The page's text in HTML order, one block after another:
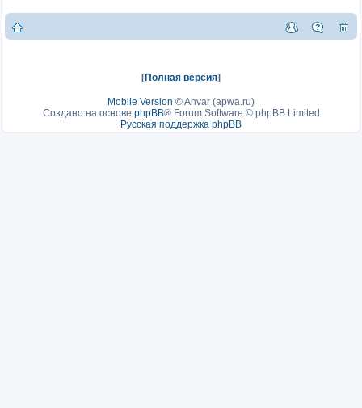
[Полная версия]
Mobile Version ©Anvar (apwa.ru)
Создано на основе phpBB® Forum Software © phpBB Limited
Русская поддержка phpBB